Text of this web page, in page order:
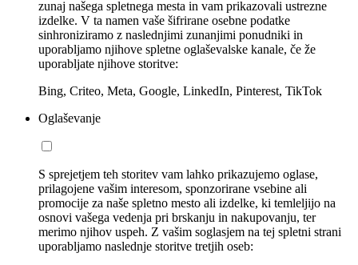
zunaj našega spletnega mesta in vam prikazovali ustrezne
izdelke. V ta namen vaše šifrirane osebne podatke
sinhroniziramo z naslednjimi zunanjimi ponudniki in
uporabljamo njihove spletne oglaševalske kanale, če že
uporabljate njihove storitve:
Bing, Criteo, Meta, Google, LinkedIn, Pinterest, TikTok
Oglaševanje
S sprejetjem teh storitev vam lahko prikazujemo oglase,
prilagojene vašim interesom, sponzorirane vsebine ali
promocije za naše spletno mesto ali izdelke, ki temleljijo na
osnovi vašega vedenja pri brskanju in nakupovanju, ter
merimo njihov uspeh. Z vašim soglasjem na tej spletni strani
uporabljamo naslednje storitve tretjih oseb: